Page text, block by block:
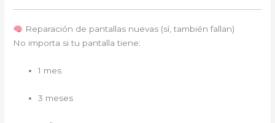
Reparación de pantallas nuevas (sí, también fallan)
No importa si tu pantalla tiene:
1 mes
3 meses